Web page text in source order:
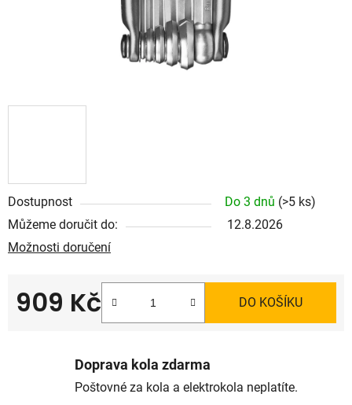
Dostupnost Do 3 dnů (>5 ks)
Můžeme doručit do:
12.8.2026
Možnosti doručení
909 Kč DO KOŠÍKU
Doprava kola zdarma
Poštovné za kola a elektrokola neplatíte.